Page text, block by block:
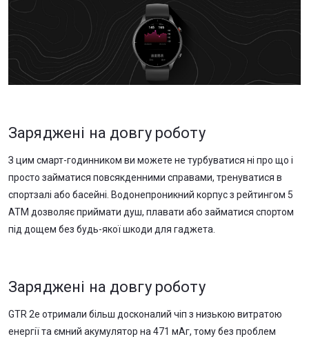
Заряджені на довгу роботу
З цим смарт-годинником ви можете не турбуватися ні про що і
просто займатися повсякденними справами, тренуватися в
спортзалі або басейні. Водонепроникний корпус з рейтингом 5
АТМ дозволяє приймати душ, плавати або займатися спортом
під дощем без будь-якої шкоди для гаджета.
Заряджені на довгу роботу
GTR 2е отримали більш досконалий чіп з низькою витратою
енергії та ємний акумулятор на 471 мАг, тому без проблем